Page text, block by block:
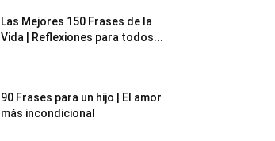
Las Mejores 150 Frases de la
Vida | Reflexiones para todos...
90 Frases para un hijo | El amor
más incondicional